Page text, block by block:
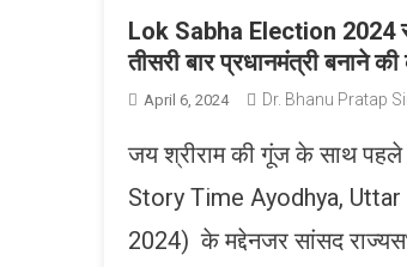
Lok Sabha Election 2024
तीसरी बार प्रधानमंत्री बनाने की
April 6, 2024 Dr. Bhanu Pratap
जय श्रीराम की गूंज के साथ पहले
Story Time Ayodhya,
2024) के मद्देनजर सांसद